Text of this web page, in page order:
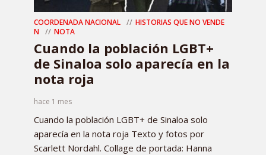
COORDENADA NACIONAL
HISTORIAS QUE NO VENDE
N
NOTA
Cuando la población LGBT+
de Sinaloa solo aparecía en la
nota roja
hace 1 mes
Cuando la población LGBT+ de Sinaloa solo
aparecía en la nota roja Texto y fotos por
Scarlett Nordahl. Collage de portada: Hanna